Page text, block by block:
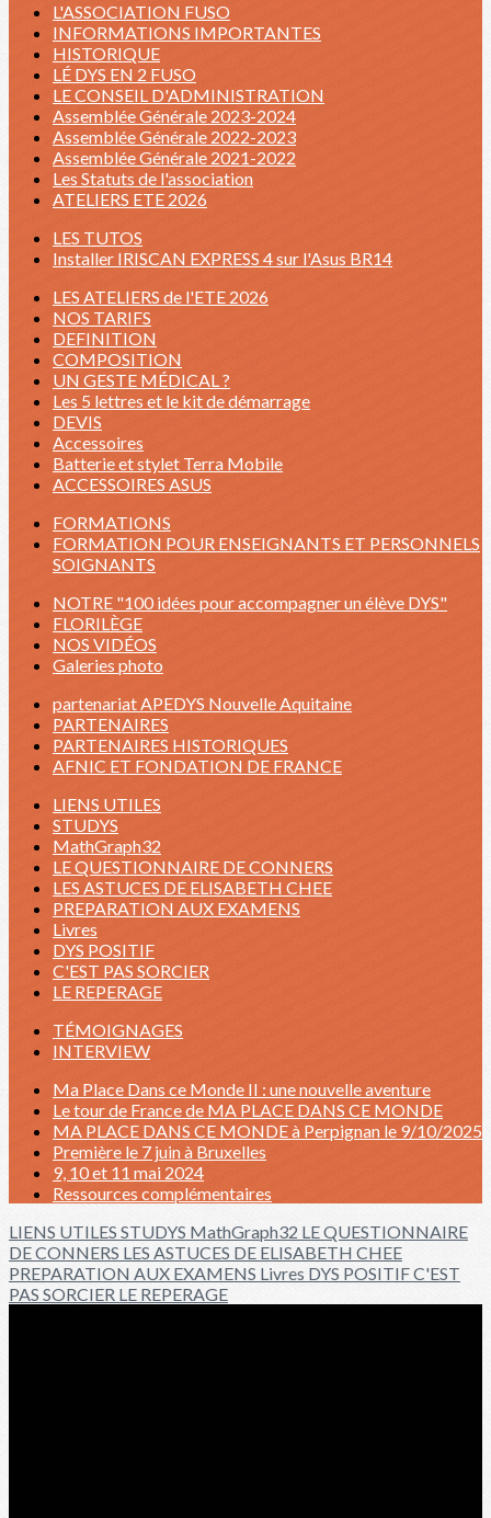
L'ASSOCIATION FUSO
INFORMATIONS IMPORTANTES
HISTORIQUE
LÉ DYS EN 2 FUSO
LE CONSEIL D'ADMINISTRATION
Assemblée Générale 2023-2024
Assemblée Générale 2022-2023
Assemblée Générale 2021-2022
Les Statuts de l'association
ATELIERS ETE 2026
LES TUTOS
Installer IRISCAN EXPRESS 4 sur l'Asus BR14
LES ATELIERS de l'ETE 2026
NOS TARIFS
DEFINITION
COMPOSITION
UN GESTE MÉDICAL ?
Les 5 lettres et le kit de démarrage
DEVIS
Accessoires
Batterie et stylet Terra Mobile
ACCESSOIRES ASUS
FORMATIONS
FORMATION POUR ENSEIGNANTS ET PERSONNELS
SOIGNANTS
NOTRE "100 idées pour accompagner un élève DYS"
FLORILÈGE
NOS VIDÉOS
Galeries photo
partenariat APEDYS Nouvelle Aquitaine
PARTENAIRES
PARTENAIRES HISTORIQUES
AFNIC ET FONDATION DE FRANCE
LIENS UTILES
STUDYS
MathGraph32
LE QUESTIONNAIRE DE CONNERS
LES ASTUCES DE ELISABETH CHEE
PREPARATION AUX EXAMENS
Livres
DYS POSITIF
C'EST PAS SORCIER
LE REPERAGE
TÉMOIGNAGES
INTERVIEW
Ma Place Dans ce Monde II : une nouvelle aventure
Le tour de France de MA PLACE DANS CE MONDE
MA PLACE DANS CE MONDE à Perpignan le 9/10/2025
Première le 7 juin à Bruxelles
9, 10 et 11 mai 2024
Ressources complémentaires
LIENS UTILES STUDYS MathGraph32 LE QUESTIONNAIRE
DE CONNERS LES ASTUCES DE ELISABETH CHEE
PREPARATION AUX EXAMENS Livres DYS POSITIFC'EST
PAS SORCIER LE REPERAGE